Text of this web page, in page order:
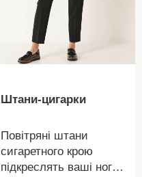
складки. Непомітний
поділ. Повітряний,
приталений трикотаж.
Можна прати в
Штани-цигарки
Повітряні штани
сигаретного крою
підкреслять ваші ноги!